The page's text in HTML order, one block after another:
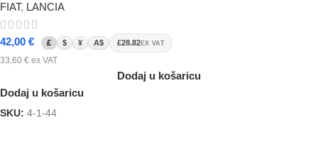
FIAT, LANCIA
42,00 € £ $ ¥ A$ £28.82 EX VAT
33,60 € ex VAT
Dodaj u košaricu
Dodaj u košaricu
SKU: 4-1-44